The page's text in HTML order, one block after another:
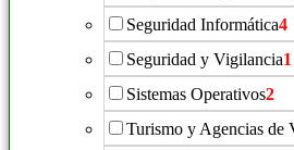
Seguridad Informática4
Seguridad y Vigilancia1
Sistemas Operativos2
Turismo y Agencias de